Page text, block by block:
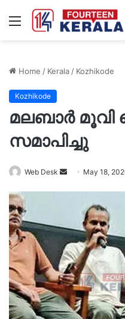
Menu
Home / Kerala/ Kozhikode
Kozhikode
മലബാർ മൂവി
സമാപിച്ചു
Web Desk
Send May 18,